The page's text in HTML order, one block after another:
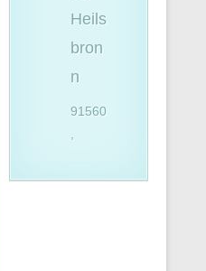
Heils
bron
n
91560